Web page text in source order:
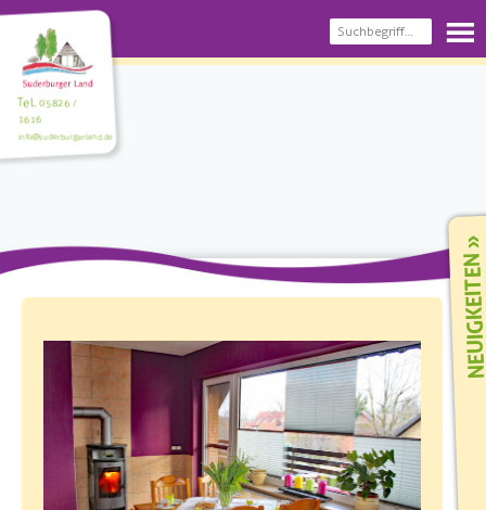
Tel.05826 /
1616
info@suderburgerland.de